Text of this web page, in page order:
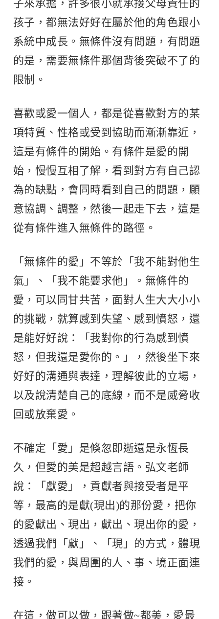
子來承擔，許多很小就承接父母責任的
孩子，都無法好好在屬於他的角色跟小
系統中成長。無條件沒有問題，有問題
的是，需要無條件那個背後突破不了的
限制。
喜歡或愛一個人，都是從喜歡對方的某
項特質、性格或受到協助而漸漸靠近，
這是有條件的開始。有條件是愛的開
始，慢慢互相了解，看到對方有自己認
為的缺點，會同時看到自己的問題，願
意協調、調整，然後一起走下去，這是
從有條件進入無條件的路徑。
「無條件的愛」不等於「我不能對他生
氣」、「我不能要求他」。無條件的
愛，可以同甘共苦，面對人生大大小小
的挑戰，就算感到失望、感到憤怒，還
是能好好說：「我對你的行為感到憤
怒，但我還是愛你的。」，然後坐下來
好好的溝通與表達，理解彼此的立場，
以及說清楚自己的底線，而不是威脅收
回或放棄愛。
不確定「愛」是倏忽即逝還是永恆長
久，但愛的美是超越言語。弘文老師
說：「獻愛」，貢獻者與接受者是平
等，最高的是獻(現出)的那份愛，把你
的愛獻出、現出，獻出、現出你的愛，
透過我們「獻」、「現」的方式，體現
我們的愛，與周圍的人、事、境正面連
接。
在這，做可以做，跟著做~都美，愛最